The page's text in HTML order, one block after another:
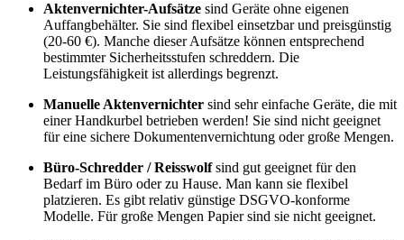
Aktenvernichter-Aufsätze sind Geräte ohne eigenen
Auffangbehälter. Sie sind flexibel einsetzbar und preisgünstig
(20-60 €). Manche dieser Aufsätze können entsprechend
bestimmter Sicherheitsstufen schreddern. Die
Leistungsfähigkeit ist allerdings begrenzt.
Manuelle Aktenvernichter sind sehr einfache Geräte, die mit
einer Handkurbel betrieben werden! Sie sind nicht geeignet
für eine sichere Dokumentenvernichtung oder große Mengen.
Büro-Schredder / Reisswolfsind gut geeignet für den
Bedarf im Büro oder zu Hause. Man kann sie flexibel
platzieren. Es gibt relativ günstige DSGVO-konforme
Modelle. Für große Mengen Papier sind sie nicht geeignet.